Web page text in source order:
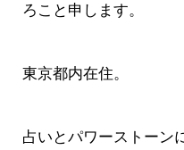
ろこと申します。
東京都内在住。
占いとパワーストーン